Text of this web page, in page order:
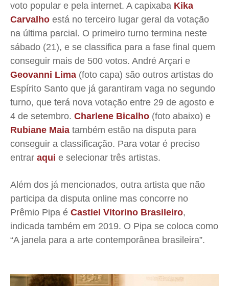
Wanda Sily
Publicidade Legal
Quem Somos
Expediente
Contato
Anuncie
Privacidade
Wanda Sily
Publicidade Legal
Quem Somos
Expediente
Contato
Anuncie
Privacidade
Wanda Sily
Publicidade Legal
Quem Somos
Expediente
Contato
Anuncie
Privacidade
Wanda Sily
Publicidade Legal
Quem Somos
Expediente
Contato
Anuncie
Privacidade
voto popular e pela internet. A capixaba Kika
Carvalho está no terceiro lugar geral da votação
na última parcial. O primeiro turno termina neste
sábado (21), e se classifica para a fase final quem
conseguir mais de 500 votos. André Arçari e
Geovanni Lima (foto capa) são outros artistas do
Espírito Santo que já garantiram vaga no segundo
turno, que terá nova votação entre 29 de agosto e
4 de setembro. Charlene Bicalho (foto abaixo) e
Rubiane Maia também estão na disputa para
conseguir a classificação. Para votar é preciso
entrar aqui e selecionar três artistas.
Além dos já mencionados, outra artista que não
participa da disputa online mas concorre no
Prêmio Pipa é Castiel Vitorino Brasileiro,
indicada também em 2019. O Pipa se coloca como
“A janela para a arte contemporânea brasileira”.